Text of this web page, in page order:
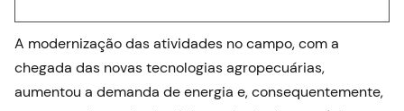
A modernização das atividades no campo, com a
chegada das novas tecnologias agropecuárias,
aumentou a demanda de energia e, consequentemente,